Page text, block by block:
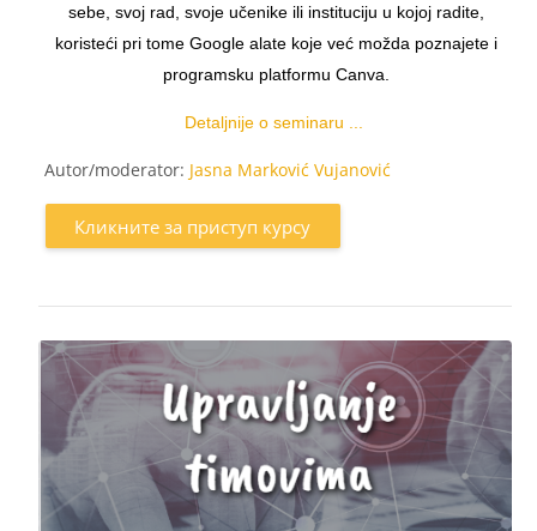
sebe, svoj rad, svoje učenike ili instituciju u kojoj radite,
koristeći pri tome Google alate koje već možda poznajete i
programsku platformu Canva.
Detaljnije o seminaru ...
Autor/moderator: Jasna Marković Vujanović
Кликните за приступ курсу